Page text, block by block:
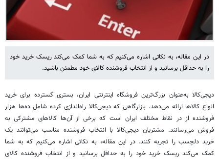
در این مقاله، به نکاتی اشاره می‌کنیم که به شما کمک می‌کند ریسک خرید خود
را به حداقل برسانید و از انتخاب فروشنده کالای خود مطمئن باشید.
دیجی‌کالا به‌عنوان بزرگ‌ترین فروشگاه اینترنتی ایران، بستری گسترده برای خرید
انواع کالاها ارائه می‌دهد. بازارگاهی که دیجی‌کالا راه‌اندازی کرده شامل ده‌ها هزار
فروشنده از در نقاط مختلف ایران است که برخی از آن‌ها کالاهای مشترکی به
فروش می‌رسانند. مشتریان دیجی‌کالا با انتخاب فروشنده مناسب می‌توانند یک
خرید دلچسب را تجربه کنند. در این مقاله، به نکاتی اشاره می‌کنیم که به شما
کمک می‌کند ریسک خرید خود را به حداقل برسانید و از انتخاب فروشنده کالای